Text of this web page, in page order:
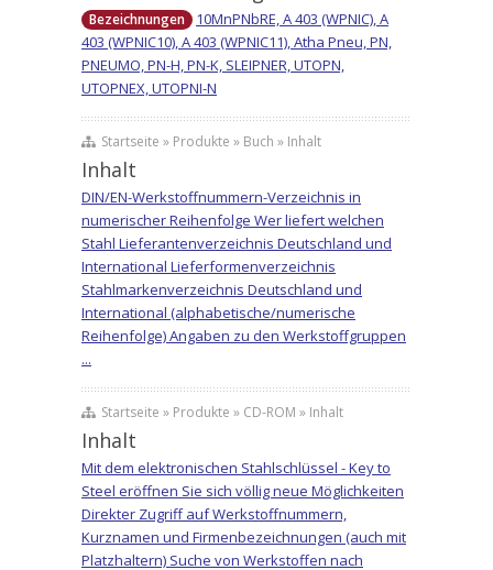
Bezeichnungen
10MnPNbRE, A 403 (WPNIC), A
403 (WPNIC10), A 403 (WPNIC11), Atha Pneu, PN,
PNEUMO, PN-H, PN-K, SLEIPNER, UTOPN,
UTOPNEX, UTOPNI-N
Startseite » Produkte » Buch » Inhalt
Inhalt
DIN/EN-Werkstoffnummern-Verzeichnis in
numerischer Reihenfolge Wer liefert welchen
Stahl Lieferantenverzeichnis Deutschland und
International Lieferformenverzeichnis
Stahlmarkenverzeichnis Deutschland und
International (alphabetische/numerische
Reihenfolge) Angaben zu den Werkstoffgruppen
...
Startseite » Produkte » CD-ROM » Inhalt
Inhalt
Mit dem elektronischen Stahlschlüssel - Key to
Steel eröffnen Sie sich völlig neue Möglichkeiten
Direkter Zugriff auf Werkstoffnummern,
Kurznamen und Firmenbezeichnungen (auch mit
Platzhaltern) Suche von Werkstoffen nach